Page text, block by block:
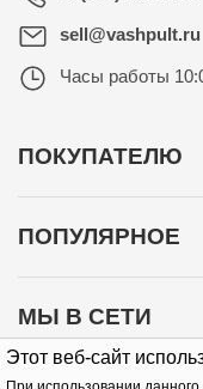
Этот веб-сайт
sell@vashpult.ru
Часы работы
ПОКУПАТЕЛЮ
ПОПУЛЯРНОЕ
МЫ В СЕТИ